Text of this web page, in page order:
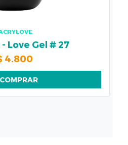
Love Gel # 27
4.800
COMPRAR